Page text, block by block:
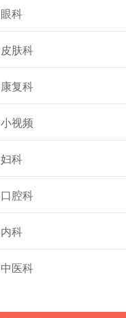
眼科
皮肤科
康复科
小视频
妇科
口腔科
内科
中医科